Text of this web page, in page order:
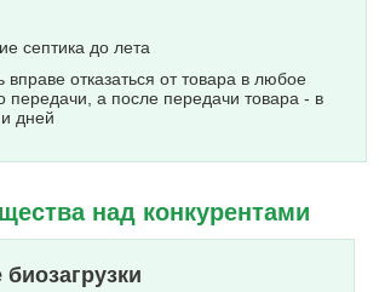
септика до лета
вправе отказаться от товара в любое
передачи, а после передачи товара - в
дней
над конкурентами